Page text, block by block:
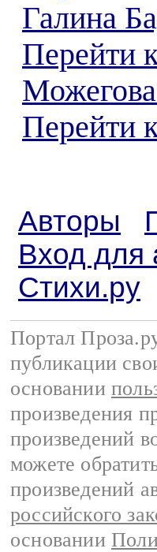
Галина
Перейти
Перейти
Авторы
Вход для
Стихи.ру
Портал
публикации
основании
произведения
произведений
можете
произведений
российского
основании